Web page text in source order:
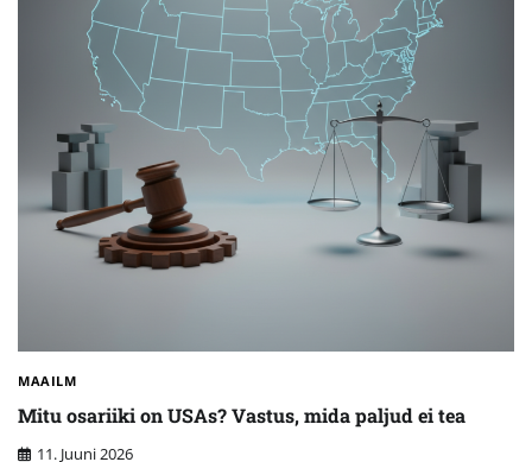
MAAILM
Mitu osariiki on USAs? Vastus, mida paljud ei tea
11. Juuni 2026